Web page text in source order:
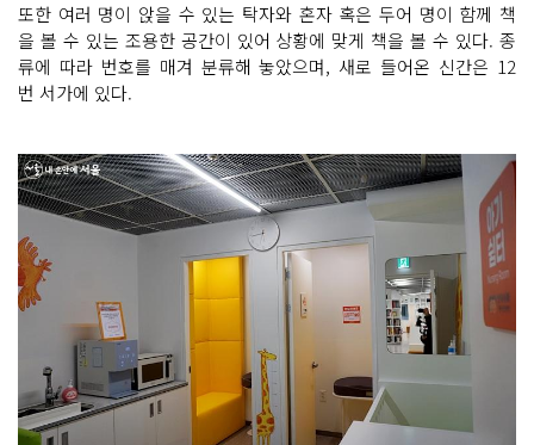
또한 여러 명이 앉을 수 있는 탁자와 혼자 혹은 두어 명이 함께 책
을 볼 수 있는 조용한 공간이 있어 상황에 맞게 책을 볼 수 있다. 종
류에 따라 번호를 매겨 분류해 놓았으며, 새로 들어온 신간은 12
번 서가에 있다.